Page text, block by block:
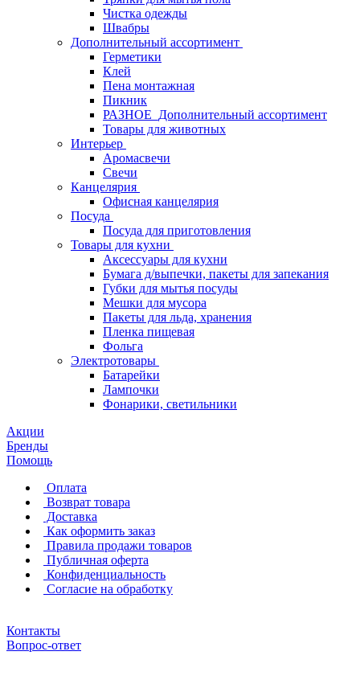
Чистка одежды
Швабры
Дополнительный ассортимент
Герметики
Клей
Пена монтажная
Пикник
РАЗНОЕ_Дополнительный ассортимент
Товары для животных
Интерьер
Аромасвечи
Свечи
Канцелярия
Офисная канцелярия
Посуда
Посуда для приготовления
Товары для кухни
Аксессуары для кухни
Бумага д/выпечки, пакеты для запекания
Губки для мытья посуды
Мешки для мусора
Пакеты для льда, хранения
Пленка пищевая
Фольга
Электротовары
Батарейки
Лампочки
Фонарики, светильники
Акции
Бренды
Помощь
Оплата
Возврат товара
Доставка
Как оформить заказ
Правила продажи товаров
Публичная оферта
Конфиденциальность
Согласие на обработку
Контакты
Вопрос-ответ